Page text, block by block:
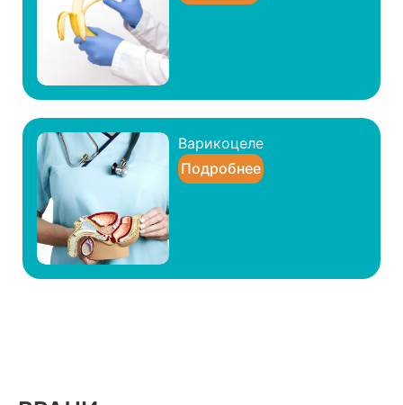
Варикоцеле
Подробнее